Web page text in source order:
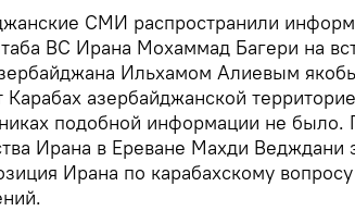
СМИ распространили
ВС Ирана Мохаммад Багери на
Ильхамом Алиевым
Карабах азербайджанской
подобной информации не
Ирана в Ереване Махди Ведждани
Ирана по карабахскому